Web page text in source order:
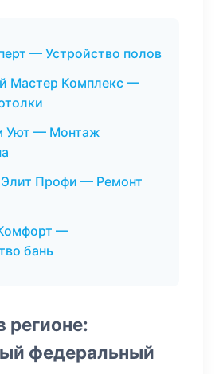
— Устройство полов
Мастер Комплекс —
Уют — Монтаж
Элит Профи — Ремонт
—
бань
регионе:
федеральный